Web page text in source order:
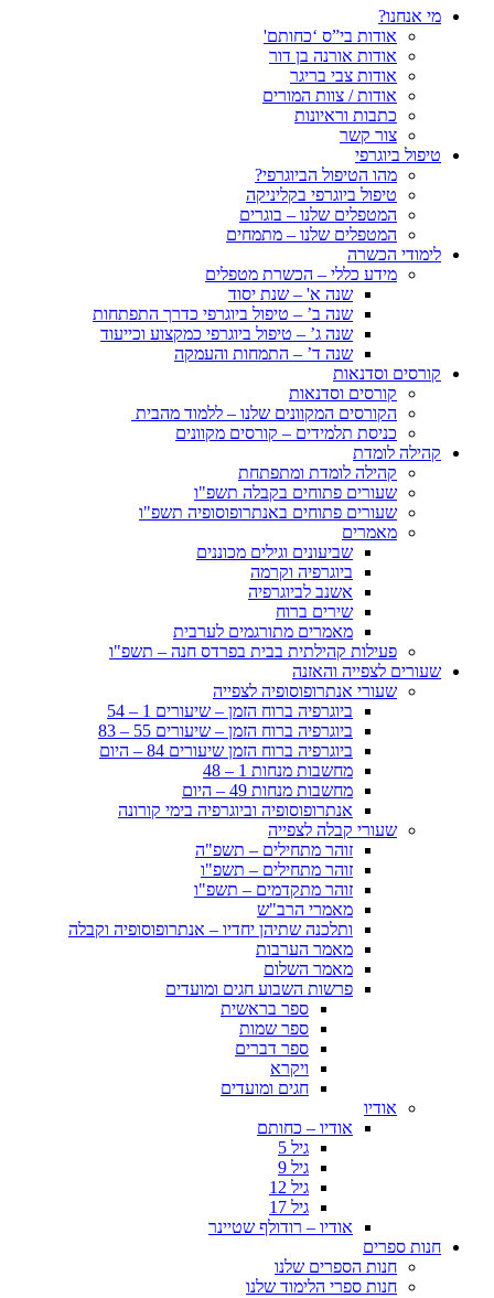
מי אנחנו?
אודות בי”ס ‘כחותם'
אודות אורנה בן דור
אודות צבי בריגר
אודות / צוות המורים
כתבות וראיונות
צור קשר
טיפול ביוגרפי
מהו הטיפול הביוגרפי?
טיפול ביוגרפי בקליניקה
המטפלים שלנו – בוגרים
המטפלים שלנו – מתמחים
לימודי הכשרה
מידע כללי – הכשרת מטפלים
שנה א' – שנת יסוד
שנה ב’ – טיפול ביוגרפי כדרך התפתחות
שנה ג’ – טיפול ביוגרפי כמקצוע וכייעוד
שנה ד’ – התמחות והעמקה
קורסים וסדנאות
קורסים וסדנאות
הקורסים המקוונים שלנו – ללמוד מהבית
כניסת תלמידים – קורסים מקוונים
קהילה לומדת
קהילה לומדת ומתפתחת
שעורים פתוחים בקבלה תשפ"ו
שעורים פתוחים באנתרופוסופיה תשפ"ו
מאמרים
שביעונים וגילים מכוננים
ביוגרפיה וקרמה
אשנב לביוגרפיה
שירים ברוח
מאמרים מתורגמים לערבית
פעילות קהילתית בבית בפרדס חנה – תשפ"ו
שעורים לצפייה והאזנה
שעורי אנתרופוסופיה לצפייה
ביוגרפיה ברוח הזמן – שיעורים 1 – 54
ביוגרפיה ברוח הזמן – שיעורים 55 – 83
ביוגרפיה ברוח הזמן שיעורים 84 – היום
מחשבות מנחות 1 – 48
מחשבות מנחות 49 – היום
אנתרופוסופיה וביוגרפיה בימי קורונה
שעורי קבלה לצפייה
זוהר מתחילים – תשפ"ה
זוהר מתחילים – תשפ"ו
זוהר מתקדמים – תשפ"ו
מאמרי הרב"ש
ותלכנה שתיהן יחדיו – אנתרופוסופיה וקבלה
מאמר הערבות
מאמר השלום
פרשות השבוע חגים ומועדים
ספר בראשית
ספר שמות
ספר דברים
ויקרא
חגים ומועדים
אודיו
אודיו – כחותם
גיל 5
גיל 9
גיל 12
גיל 17
אודיו – רודולף שטיינר
חנות ספרים
חנות הספרים שלנו
חנות ספרי הלימוד שלנו